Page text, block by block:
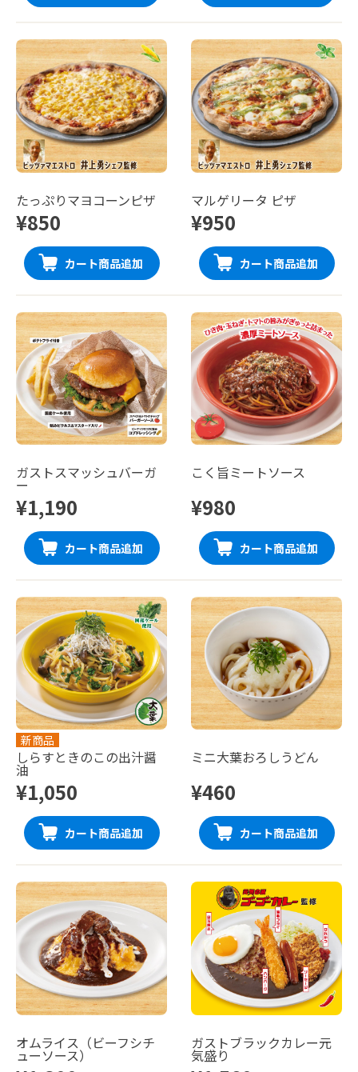
たっぷりマヨコーンピザ
¥850
カート商品追加
マルゲリータ ピザ
¥950
カート商品追加
ガストスマッシュバーガ
ー
¥1,190
カート商品追加
こく旨ミートソース
¥980
カート商品追加
新商品
しらすときのこの出汁醤
油
¥1,050
カート商品追加
ミニ大葉おろしうどん
¥460
カート商品追加
オムライス（ビーフシチ
ューソース）
ガストブラックカレー元
気盛り